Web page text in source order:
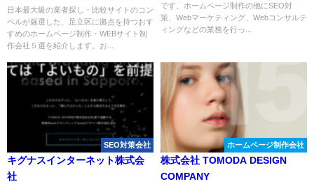
日本最大級の業者探し・比較サイトのコン
ペルが厳選した、足立区に拠点を持つおす
すめのホームページ制作・WEBサイト制
作会社５選を紹介します。お...
です。ホームページ制作の他にSEO対
策、Webマーケティング、Webコンサルテ
ィングなどの業務を行っ...
SEO対策会社
キグナスインターネット株式会
社
ホームページ制作会社
株式会社 TOMODA DESIGN
COMPANY